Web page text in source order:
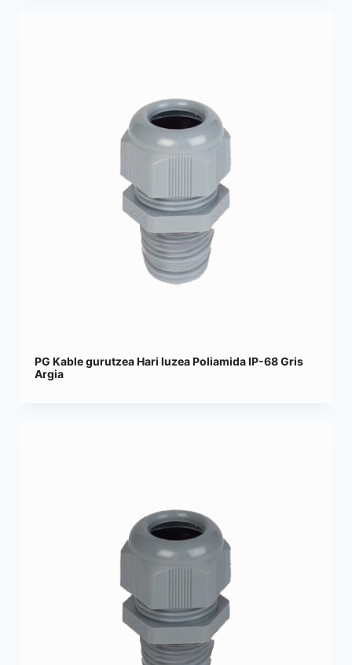
PG Kable gurutzea Hari luzea Poliamida IP-68 Gris
Argia